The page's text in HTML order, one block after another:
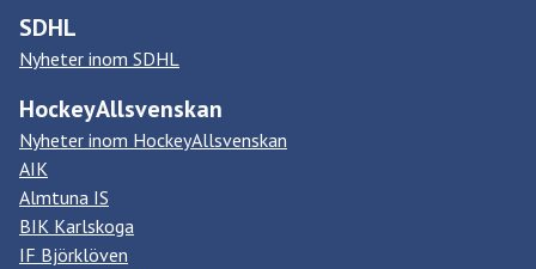
SDHL
Nyheter inom SDHL
HockeyAllsvenskan
Nyheter inom HockeyAllsvenskan
AIK
Almtuna IS
BIK Karlskoga
IF Björklöven